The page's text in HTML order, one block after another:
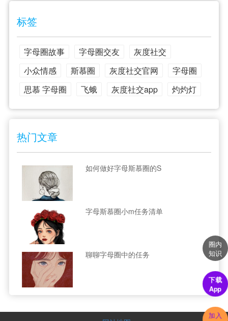
标签
字母圈故事 字母圈交友
灰度社交
小众情感
斯慕圈 灰度社交官网
字母圈
思慕 字母圈
飞蛾 灰度社交app 灼灼灯
热门文章
如何做好字母斯慕圈的S
字母斯慕圈小m任务清单
聊聊字母圈中的任务
圈内
知识
下载
App
加入